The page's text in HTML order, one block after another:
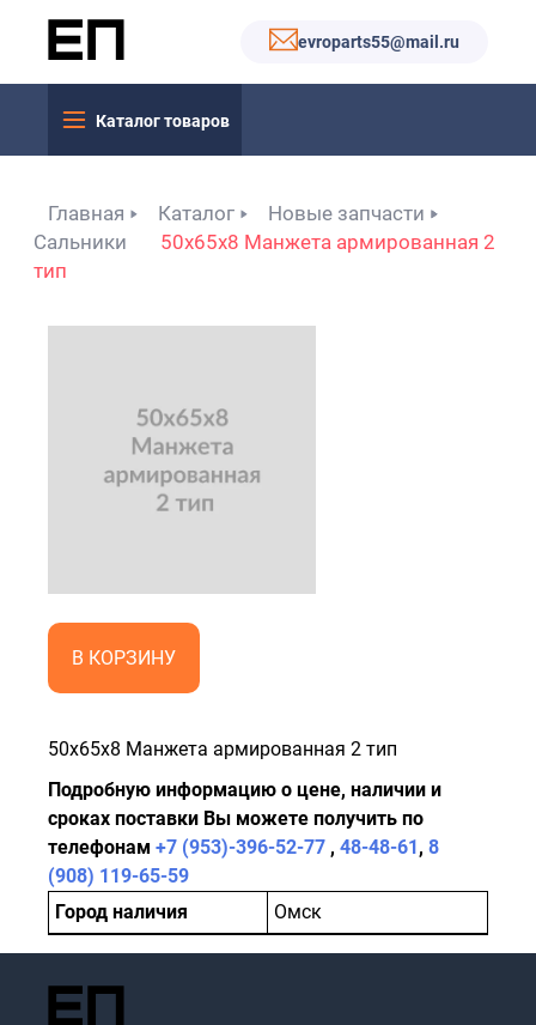
evroparts55@mail.ru
Каталог товаров
Главная Каталог
Новые запчасти
Сальники
50x65x8 Манжета армированная 2
тип
В КОРЗИНУ
50x65x8 Манжета армированная 2 тип
Подробную информацию о цене, наличии и
сроках поставки Вы можете получить по
телефонам +7 (953)-396-52-77 , 48-48-61, 8
(908) 119-65-59
Город наличия
Омск